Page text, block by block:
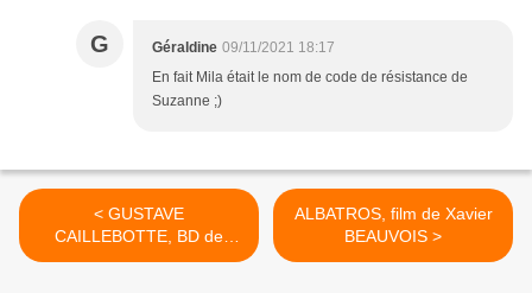
G Géraldine 09/11/2021 18:17
En fait Mila était le nom de code de résistance de
Suzanne ;)
< GUSTAVE
CAILLEBOTTE, BD de
Laurent COLONNIER
ALBATROS, film de Xavier
BEAUVOIS >